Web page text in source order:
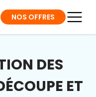
NOS OFFRES
DES
ET